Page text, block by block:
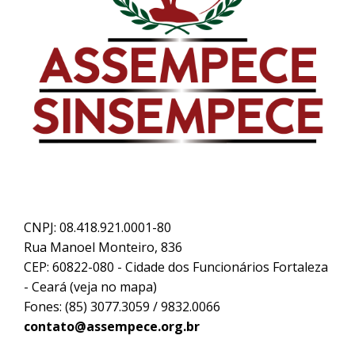
CNPJ: 08.418.921.0001-80
Rua Manoel Monteiro, 836
CEP: 60822-080 - Cidade dos Funcionários Fortaleza
- Ceará (veja no mapa)
Fones: (85) 3077.3059 / 9832.0066
contato@assempece.org.br